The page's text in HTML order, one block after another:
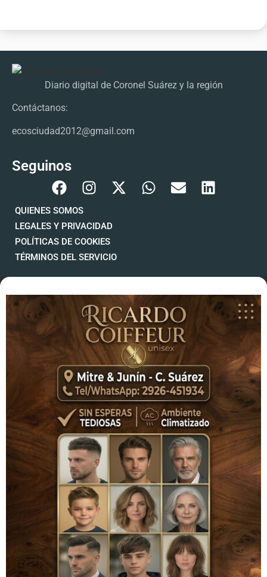
Diario digital de Coronel Suárez y la región
Contáctanos:
ecosciudad2012@gmail.com
Seguinos
QUIENES SOMOS
LEGALES Y PRIVACIDAD
POLÍTICAS DE COOKIES
TÉRMINOS DEL SERVICIO